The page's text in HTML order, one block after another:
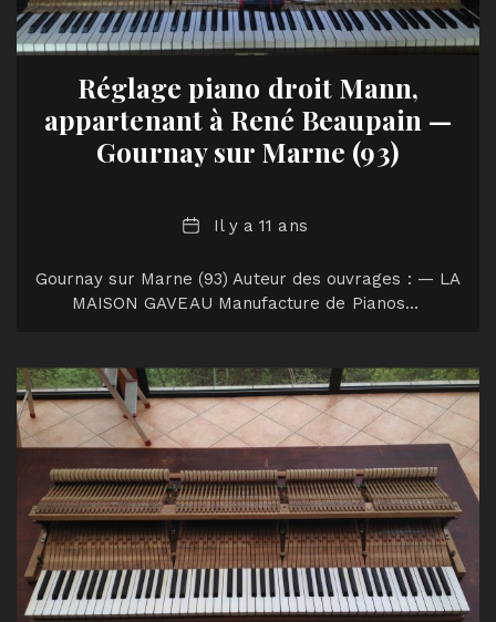
Réglage piano droit Mann,
appartenant à René Beaupain —
Gournay sur Marne (93)
DateIl y a 11 ans
Gournay sur Marne (93) Auteur des ouvrages : — LA
MAISON GAVEAU Manufacture de Pianos…